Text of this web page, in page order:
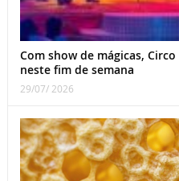
Com show de mágicas,
neste fim de semana
29/07/ 2026